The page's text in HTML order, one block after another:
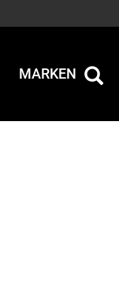
MARKEN